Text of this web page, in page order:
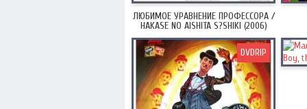
ЛЮБИМОЕ УРАВНЕНИЕ ПРОФЕССОРА /
HAKASE NO AISHITA S?SHIKI (2006)
DVDRIP